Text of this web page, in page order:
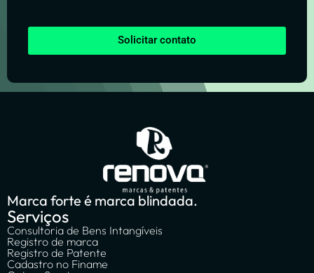
Solicitar contato
Marca forte é marca blindada.
Serviços
Consultoria de Bens Intangíveis
Registro de marca
Registro de Patente
Cadastro no Finame